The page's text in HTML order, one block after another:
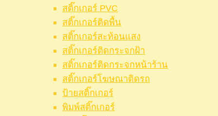
สติ๊กเกอร์ PVC
สติ๊กเกอร์ติดพื้น
สติ๊กเกอร์สะท้อนแสง
สติ๊กเกอร์ติดกระจกฝ้า
สติ๊กเกอร์ติดกระจกหน้าร้าน
สติ๊กเกอร์โฆษณาติดรถ
ป้ายสติ๊กเกอร์
พิมพ์สติ๊กเกอร์